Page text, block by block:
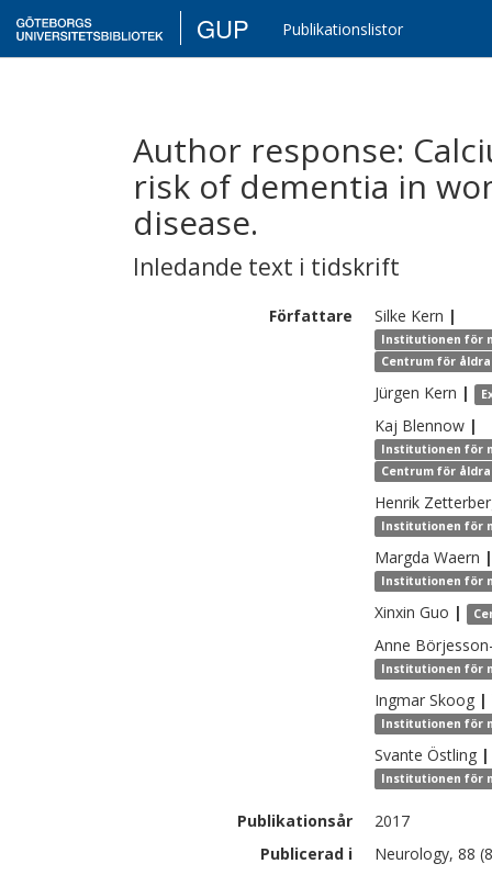
GUP Publikationslistor
Author response:
risk of dementia in
disease.
Inledande text i tidskrift
Författare Silke Kern |
Institutionen för
Centrum för
Jürgen Kern |
Kaj Blennow |
Institutionen för
Centrum för
Henrik
Institutionen för
Margda Waern |
Institutionen för
Xinxin Guo |
Anne
Institutionen för
Ingmar Skoog |
Institutionen för
Svante Östling |
Institutionen för
Publikationsår
2017
Publicerad i
Neurology, 88